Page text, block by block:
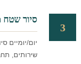
3
סיור שטח
יום/יומיים
שירותים,